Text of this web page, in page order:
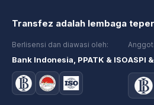
Transfez adalah lembaga
Berlisensi dan diawasi oleh:
Bank Indonesia, PPATK & ISOASPI